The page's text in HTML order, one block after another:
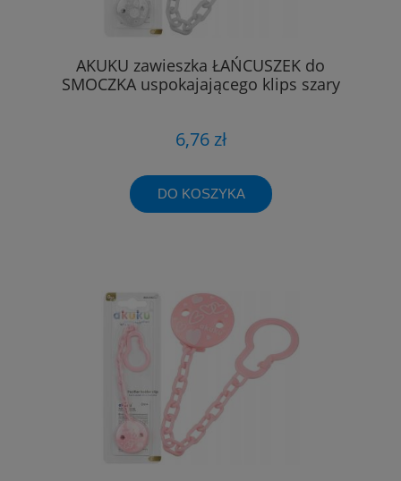
AKUKU zawieszka ŁAŃCUSZEK do
SMOCZKA uspokajającego klips szary
6,76 zł
DO KOSZYKA